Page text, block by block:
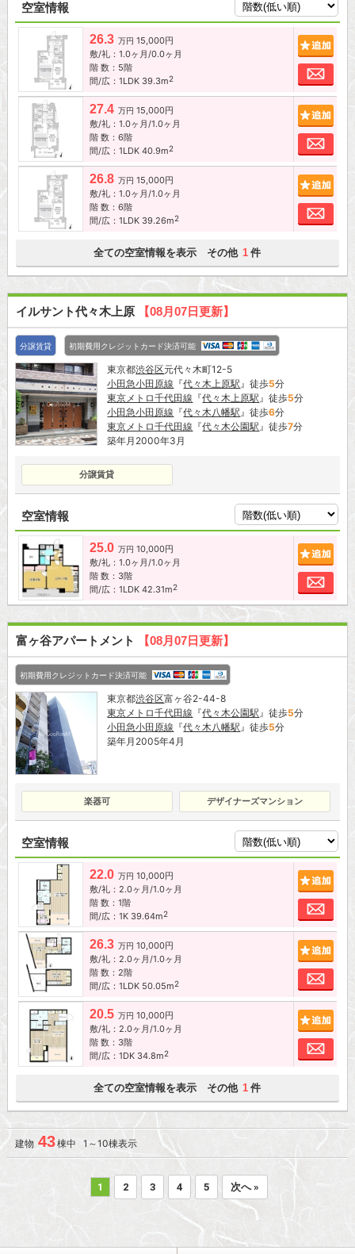
空室情報
26.3 万円 15,000円
敷/礼：1.0ヶ月/0.0ヶ月
階 数：5階
間/広：1LDK 39.3m2
お
27.4 万円 15,000円
敷/礼：1.0ヶ月/1.0ヶ月
階 数：6階
間/広：1LDK 40.9m2
お
26.8 万円 15,000円
敷/礼：1.0ヶ月/1.0ヶ月
階 数：6階
間/広：1LDK 39.26m2
お
全ての空室情報を表示 その他 1 件
イルサント代々木上原 【08月07日更新】
分譲賃貸 初期費用クレジットカード決済可能
東京都渋谷区元代々木町12-5
小田急小田原線 『代々木上原駅』徒歩5分
東京メトロ千代田線 『代々木上原駅』徒歩5分
小田急小田原線 『代々木八幡駅』徒歩6分
東京メトロ千代田線 『代々木公園駅』徒歩7分
築年月2000年3月
分譲賃貸
空室情報
25.0 万円 10,000円
敷/礼：1.0ヶ月/1.0ヶ月
階 数：3階
間/広：1LDK 42.31m2
お
富ヶ谷アパートメント 【08月07日更新】
初期費用クレジットカード決済可能
東京都渋谷区富ヶ谷2-44-8
東京メトロ千代田線 『代々木公園駅』徒歩5分
小田急小田原線 『代々木八幡駅』徒歩5分
築年月2005年4月
楽器可 デザイナーズマンション
空室情報
22.0 万円 10,000円
敷/礼：2.0ヶ月/1.0ヶ月
階 数：1階
間/広：1K 39.64m2
お
26.3 万円 10,000円
敷/礼：2.0ヶ月/1.0ヶ月
階 数：2階
間/広：1LDK 50.05m2
お
20.5 万円 10,000円
敷/礼：2.0ヶ月/1.0ヶ月
階 数：3階
間/広：1DK 34.8m2
お
全ての空室情報を表示 その他 1 件
建物 43棟中 1～10棟表示
1 2 3 4 5 次へ »